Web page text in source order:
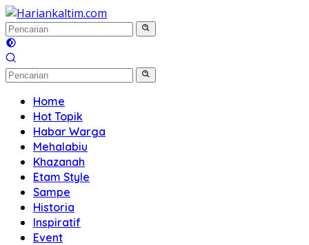
Langsung
ke
konten
Home
Hot Topik
Habar Warga
Mehalabiu
Khazanah
Etam Style
Sampe
Historia
Inspiratif
Event